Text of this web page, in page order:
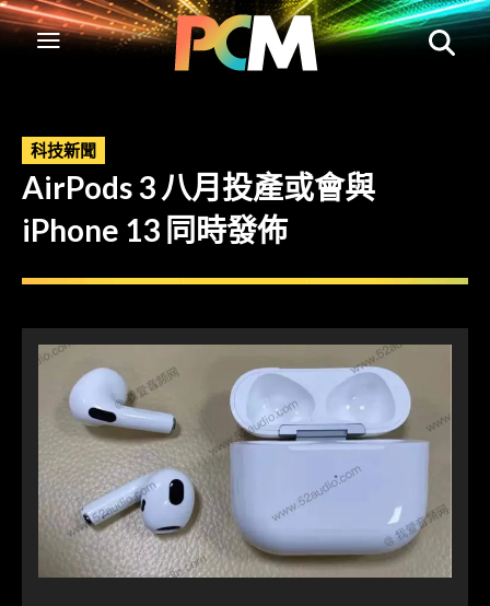
科技新聞
AirPods 3 八月投產或會與
iPhone 13 同時發佈